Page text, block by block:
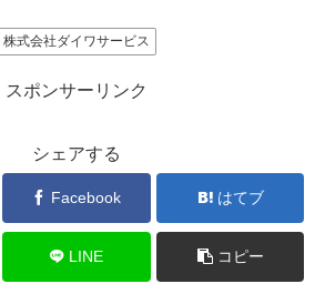
株式会社ダイワサービス
スポンサーリンク
シェアする
Facebook はてブ
LINE コピー